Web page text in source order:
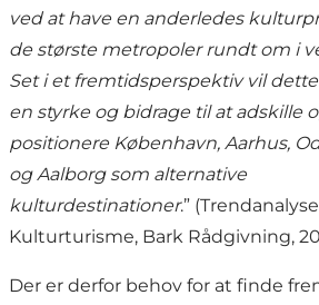
ved at have en anderledes
de største metropoler rundt om i
Set i et fremtidsperspektiv vil
en styrke og bidrage til at adskille
positionere København, Aarhus,
og Aalborg som alternative
kulturdestinationer.” (Trendanalyse
Kulturturisme, Bark Rådgivning,
Der er derfor behov for at finde